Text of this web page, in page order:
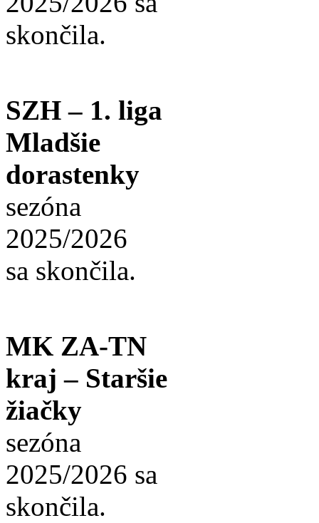
skončila.
SZH – 1. liga
Mladšie
dorastenky
sezóna
2025/2026
sa skončila.
MK ZA-TN
kraj – Staršie
žiačky
sezóna
2025/2026 sa
skončila.